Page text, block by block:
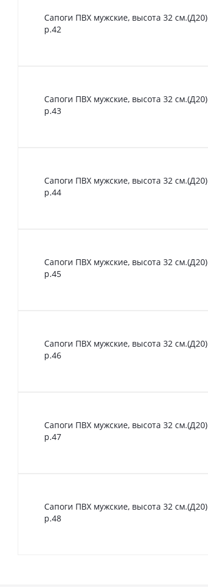
Сапоги ПВХ мужские, высота 32 см.(Д20)
р.42
Сапоги ПВХ мужские, высота 32 см.(Д20)
р.43
Сапоги ПВХ мужские, высота 32 см.(Д20)
р.44
Сапоги ПВХ мужские, высота 32 см.(Д20)
р.45
Сапоги ПВХ мужские, высота 32 см.(Д20)
р.46
Сапоги ПВХ мужские, высота 32 см.(Д20)
р.47
Сапоги ПВХ мужские, высота 32 см.(Д20)
р.48